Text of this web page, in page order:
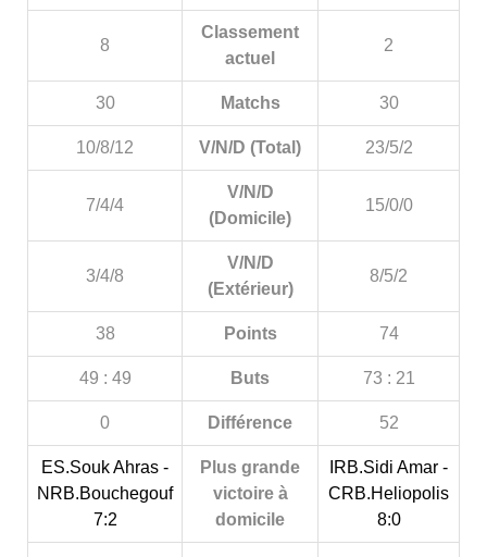
8
Classement
actuel
2
30 Matchs 30
10/8/12 V/N/D (Total) 23/5/2
7/4/4
V/N/D
(Domicile)
15/0/0
3/4/8
V/N/D
(Extérieur)
8/5/2
38 Points 74
49 : 49 Buts 73 : 21
0 Différence 52
ES.Souk Ahras -
NRB.Bouchegouf
7:2
Plus grande
victoire à
domicile
IRB.Sidi Amar -
CRB.Heliopolis
8:0